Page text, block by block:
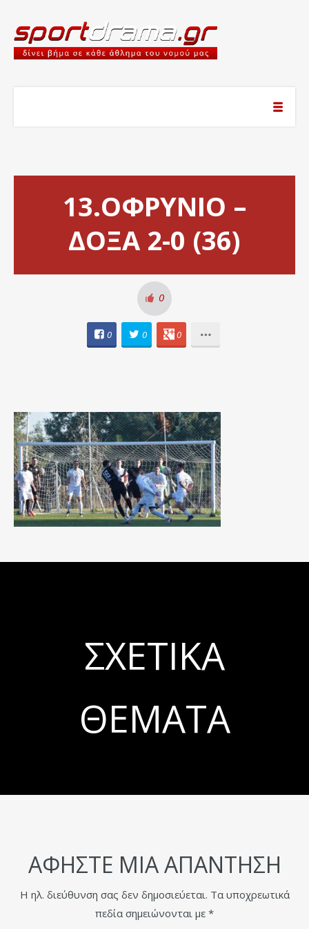
13.ΟΦΡΥΝΙΟ –
ΔΟΞΑ 2-0 (36)
0
0 0 0
ΣΧΕΤΙΚΆ
ΘΈΜΑΤΑ
ΑΦΉΣΤΕ ΜΙΑ ΑΠΆΝΤΗΣΗ
Η ηλ. διεύθυνση σας δεν δημοσιεύεται. Τα υποχρεωτικά
πεδία σημειώνονται με *